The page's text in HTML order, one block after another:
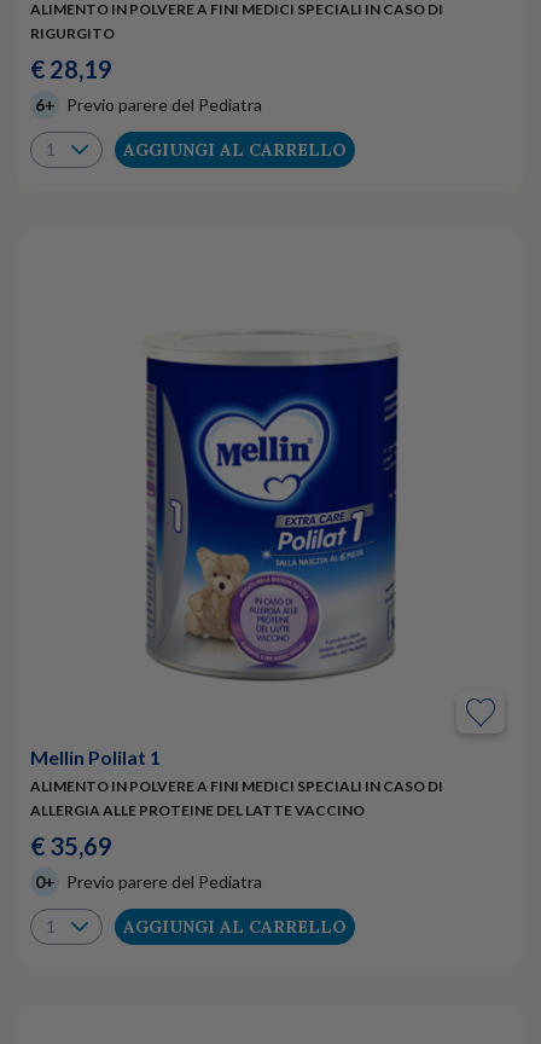
ALIMENTO IN POLVERE A FINI MEDICI SPECIALI IN CASO DI
RIGURGITO
€ 28,19
6+ Previo parere del Pediatra
AGGIUNGI AL CARRELLO
Mellin Polilat 1
ALIMENTO IN POLVERE A FINI MEDICI SPECIALI IN CASO DI
ALLERGIA ALLE PROTEINE DEL LATTE VACCINO
€ 35,69
0+ Previo parere del Pediatra
AGGIUNGI AL CARRELLO